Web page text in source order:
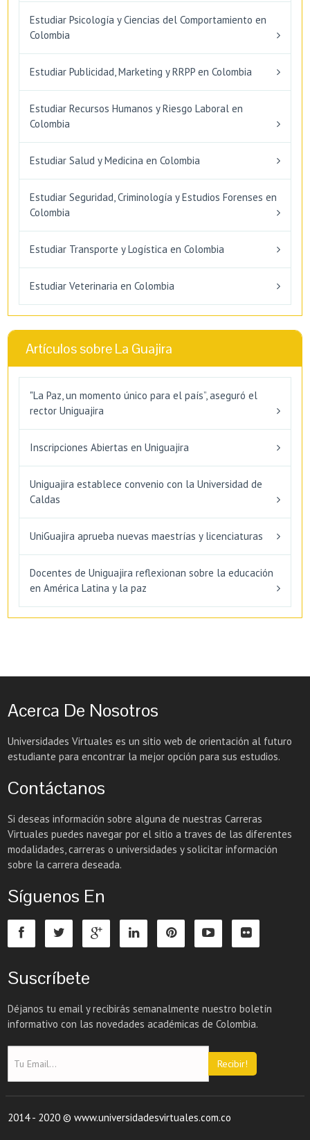
Estudiar Psicología y Ciencias del Comportamiento en
Colombia
Estudiar Publicidad, Marketing y RRPP en Colombia
Estudiar Recursos Humanos y Riesgo Laboral en
Colombia
Estudiar Salud y Medicina en Colombia
Estudiar Seguridad, Criminología y Estudios Forenses en
Colombia
Estudiar Transporte y Logística en Colombia
Estudiar Veterinaria en Colombia
Artículos sobre La Guajira
"La Paz, un momento único para el país”, aseguró el
rector Uniguajira
Inscripciones Abiertas en Uniguajira
Uniguajira establece convenio con la Universidad de
Caldas
UniGuajira aprueba nuevas maestrías y licenciaturas
Docentes de Uniguajira reflexionan sobre la educación
en América Latina y la paz
Acerca De Nosotros
Universidades Virtuales es un sitio web de orientación al futuro
estudiante para encontrar la mejor opción para sus estudios.
Contáctanos
Si deseas información sobre alguna de nuestras Carreras
Virtuales puedes navegar por el sitio a traves de las diferentes
modalidades, carreras o universidades y solicitar información
sobre la carrera deseada.
Síguenos En
Suscríbete
Déjanos tu email y recibirás semanalmente nuestro boletín
informativo con las novedades académicas de Colombia.
Recibir!
2014 - 2020 © www.universidadesvirtuales.com.co